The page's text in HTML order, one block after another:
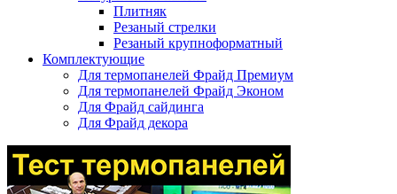
Плитняк
Резаный стрелки
Резаный крупноформатный
Комплектующие
Для термопанелей Фрайд Премиум
Для термопанелей Фрайд Эконом
Для Фрайд сайдинга
Для Фрайд декора